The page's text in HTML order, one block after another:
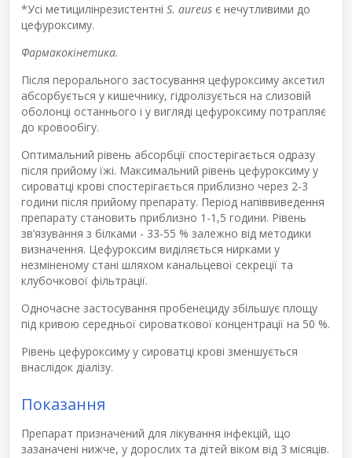
*Усі метицилінрезистентні S. aureus є нечутливими до
цефуроксиму.
Фармакокінетика.
Після перорального застосування цефуроксиму аксетил
абсорбується у кишечнику, гідролізується на слизовій
оболонці останнього і у вигляді цефуроксиму потрапляє
до кровообігу.
Оптимальний рівень абсорбції спостерігається одразу
після прийому їжі. Максимальний рівень цефуроксиму у
сироватці крові спостерігається приблизно через 2-3
години після прийому препарату. Період напіввиведення
препарату становить приблизно 1-1,5 години. Рівень
зв’язування з білками - 33-55 % залежно від методики
визначення. Цефуроксим виділяється нирками у
незміненому стані шляхом канальцевої секреції та
клубочкової фільтрації.
Одночасне застосування пробенециду збільшує площу
під кривою середньої сироваткової концентрації на 50 %.
Рівень цефуроксиму у сироватці крові зменшується
внаслідок діалізу.
Показання
Препарат призначений для лікування інфекцій, що
зазаначені нижче, у дорослих та дітей віком від 3 місяців.